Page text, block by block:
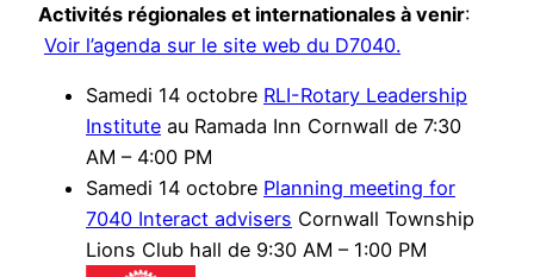
Activités régionales et internationales à venir:
Voir l’agenda sur le site web du D7040.
Samedi 14 octobre RLI-Rotary Leadership
Institute au Ramada Inn Cornwall de 7:30
AM – 4:00 PM
Samedi 14 octobre Planning meeting for
7040 Interact advisers Cornwall Township
Lions Club hall de 9:30 AM – 1:00 PM